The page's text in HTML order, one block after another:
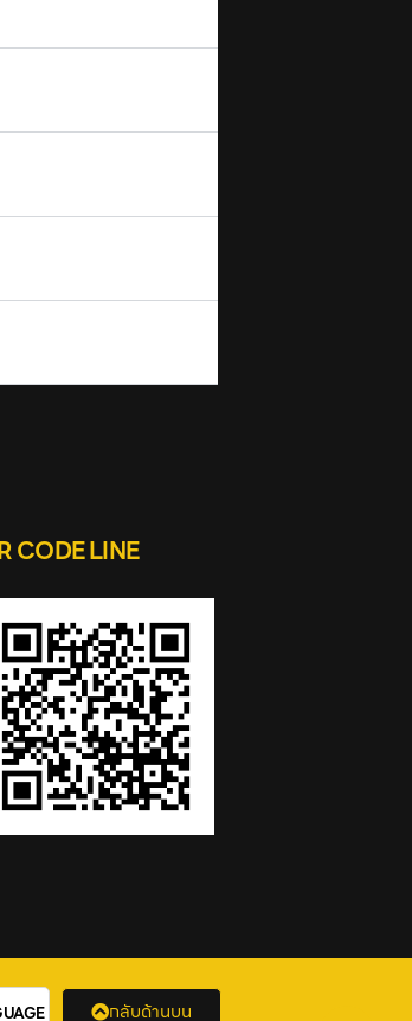
CODE LINE
กลับด้านบน